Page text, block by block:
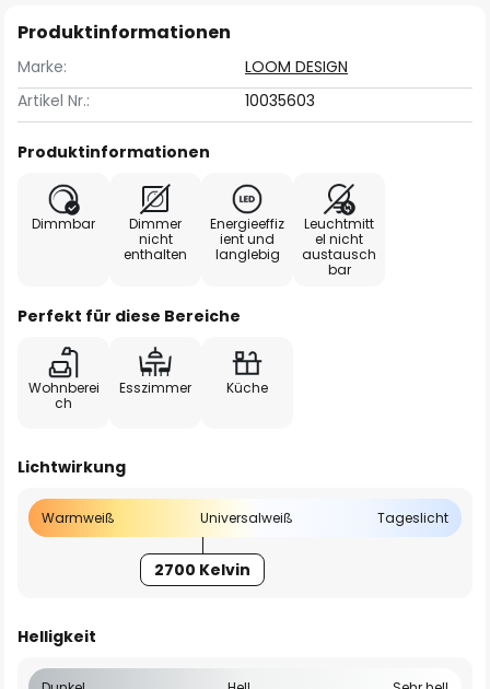
Produktinformationen
Marke:
LOOM DESIGN
Artikel Nr.:
10035603
Produktinformationen
Dimmbar
Dimmer
nicht
enthalten
Energieeffiz
ient und
langlebig
Leuchtmitt
el nicht
austausch
bar
Perfekt für diese Bereiche
Wohnberei
ch
Esszimmer Küche
Lichtwirkung
Warmweiß Universalweiß Tageslicht
2700 Kelvin
Helligkeit